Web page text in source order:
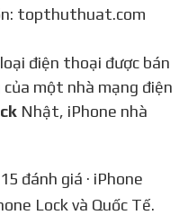
topthuthuat.com
của một nhà mạng điện
Nhật, iPhone nhà
đánh giá · iPhone
Lock và Quốc Tế.